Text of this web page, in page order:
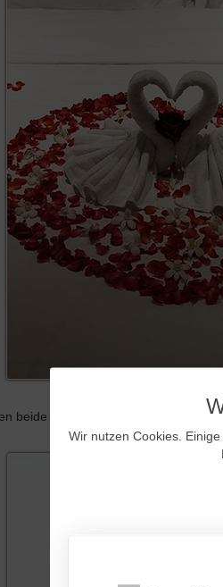
beide so aufgeregt, aber es war
Wir nutzen Cookies.